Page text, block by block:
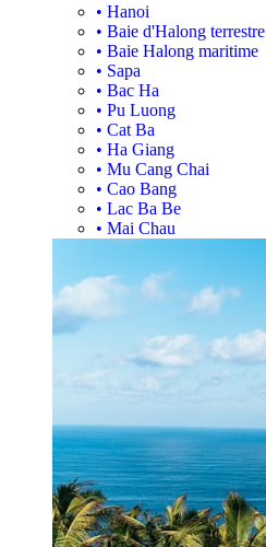
• Hanoi
• Baie d'Halong terrestre
• Baie Halong maritime
• Sapa
• Bac Ha
• Pu Luong
• Cat Ba
• Ha Giang
• Mu Cang Chai
• Cao Bang
• Lac Ba Be
• Mai Chau